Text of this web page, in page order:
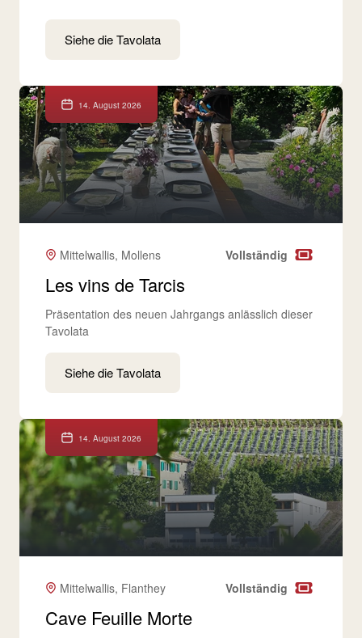
Siehe die Tavolata
14. August 2026
Mittelwallis, Mollens Vollständig
Les vins de Tarcis
Präsentation des neuen Jahrgangs anlässlich dieser
Tavolata
Siehe die Tavolata
14. August 2026
Mittelwallis, Flanthey Vollständig
Cave Feuille Morte